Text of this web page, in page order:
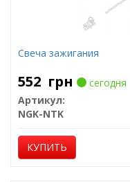
Свеча зажигания
552 грн
сегодня
Артикул:
NGK-NTK
КУПИТЬ